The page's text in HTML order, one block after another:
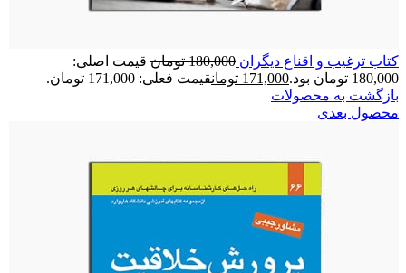
کتاب ترغيب و اقناع ديگران 180,000 تومان قیمت اصلی:
180,000 تومان بود.
171,000 تومانقیمت فعلی: 171,000 تومان.
بازگشت به محصولات
محصول بعدی